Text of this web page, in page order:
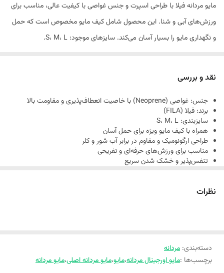
مایو مردانه فیلا با طراحی اسپرت و جنس غواصی با کیفیت عالی، مناسب برای
ورزش‌های آبی و شنا. این محصول شامل کیف مایو مخصوص است که حمل
و نگهداری مایو را بسیار آسان می‌کند. سایزهای موجود: S، M، L.
نقد و بررسی
جنس: غواصی (Neoprene) با خاصیت انعطاف‌پذیری و مقاومت بالا
برند: فیلا (FILA)
سایزبندی: S، M، L
همراه با کیف مایو ویژه برای حمل آسان
طراحی ارگونومیک و مقاوم در برابر آب شور و کلر
مناسب برای ورزش‌های حرفه‌ای و تفریحی
تنفس‌پذیر و خشک شدن سریع
نظرات
دسته‌بندی: مردانه
برچسب‌ها :مایو اورجینال مردانه،مایو،مایو مردانه اصلی،مایو مردانه